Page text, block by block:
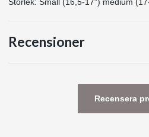
Recensioner
Recensera